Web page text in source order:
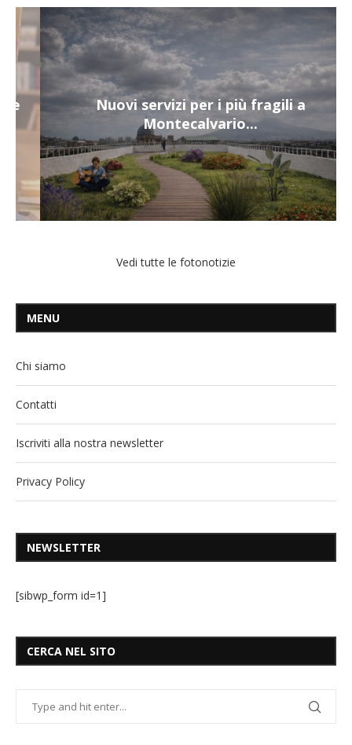
Nuovi servizi per i più fragili a
Montecalvario...
Vedi tutte le fotonotizie
MENU
Chi siamo
Contatti
Iscriviti alla nostra newsletter
Privacy Policy
NEWSLETTER
[sibwp_form id=1]
CERCA NEL SITO